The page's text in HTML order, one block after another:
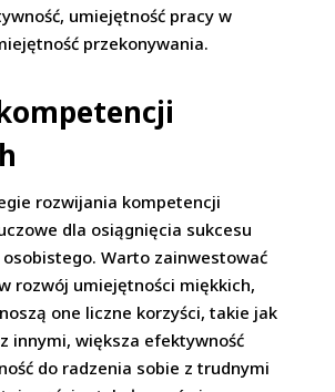
umiejętność pracy w
przekonywania.
rozwijania kompetencji
dla osiągnięcia sukcesu
Warto zainwestować
rozwój umiejętności miękkich,
one liczne korzyści, takie jak
innymi, większa efektywność
do radzenia sobie z trudnymi